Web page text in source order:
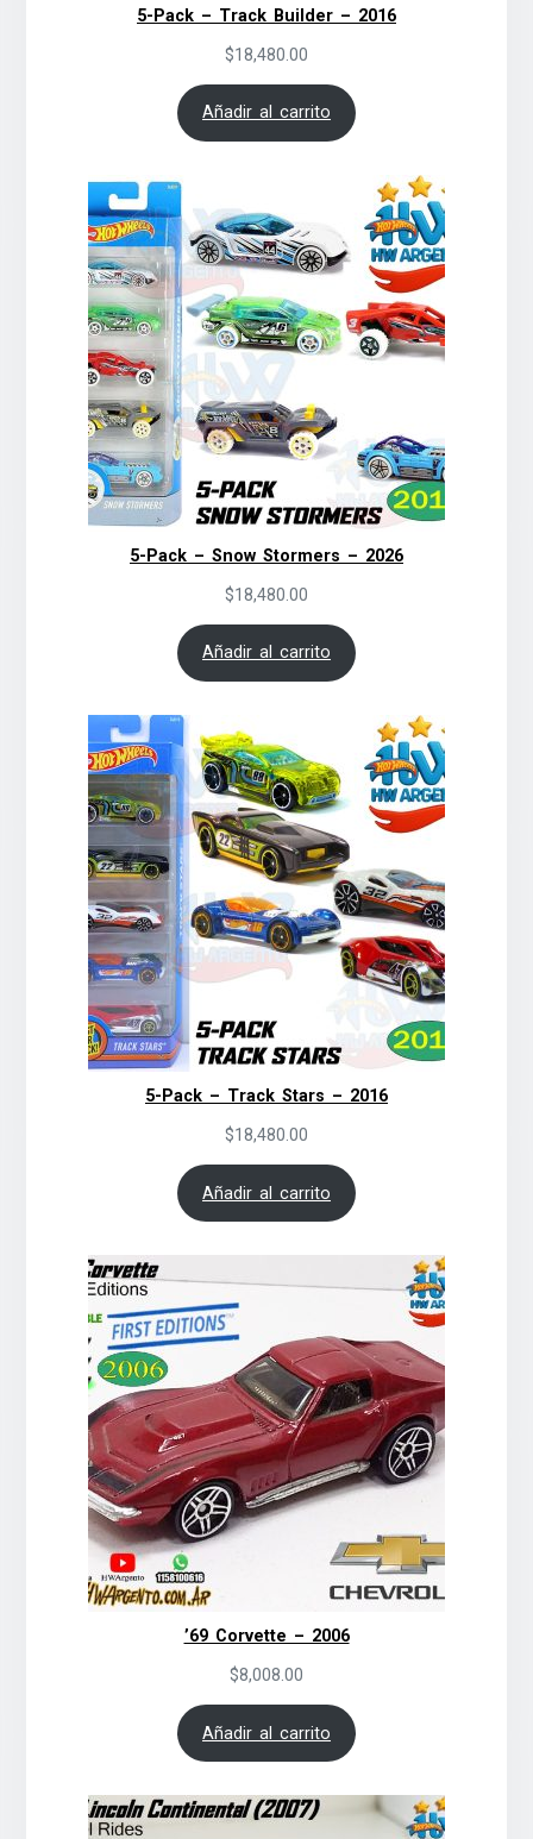
5-Pack – Track Builder – 2016
$18,480.00
Añadir al carrito
5-Pack – Snow Stormers – 2026
$18,480.00
Añadir al carrito
5-Pack – Track Stars – 2016
$18,480.00
Añadir al carrito
’69 Corvette – 2006
$8,008.00
Añadir al carrito